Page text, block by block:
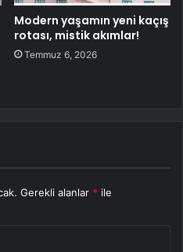
Modern yaşamın yeni kaçış
rotası, mistik akımlar!
Temmuz 6, 2026
Gerekli alanlar * ile